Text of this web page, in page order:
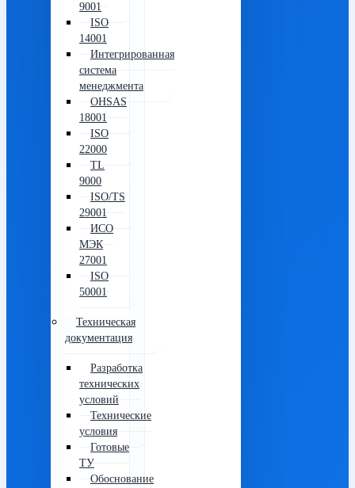
9001
ISO
14001
Интегрированная
система
менеджмента
OHSAS
18001
ISO
22000
TL
9000
ISO/TS
29001
ИСО
МЭК
27001
ISO
50001
Техническая
документация
Разработка
технических
условий
Технические
условия
Готовые
ТУ
Обоснование